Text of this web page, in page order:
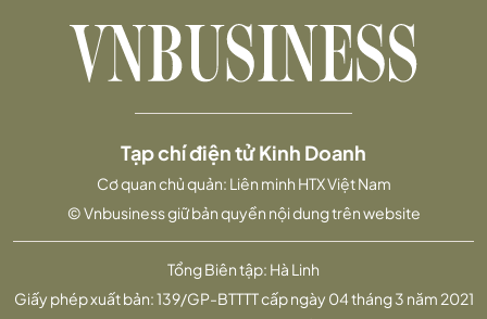
Tổng Biên tập: Hà Linh
Giấy phép xuất bản: 139/GP-BTTTT cấp ngày 04 tháng 3 năm 2021
Tạp chí điện tử Kinh Doanh
Cơ quan chủ quản: Liên minh HTX Việt Nam
© Vnbusiness giữ bản quyền nội dung trên website